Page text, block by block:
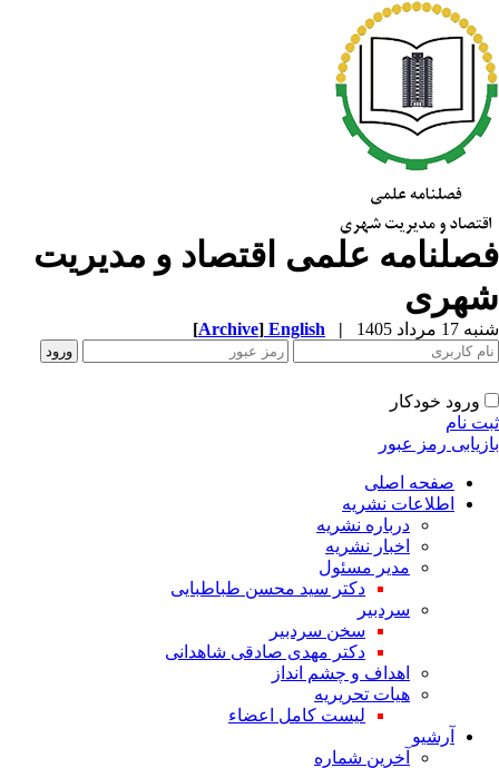
علمی اقتصاد و مدیریت
مرداد 1405 |
English
[Archive]
ورود خودکار
نام
رمز عبور
صفحه اصلی
اطلاعات نشریه
درباره نشریه
اخبار نشریه
مدیر مسئول
دکتر سید محسن طباطبایی
سردبیر
سخن سردبیر
دکتر مهدی صادقی شاهدانی
اهداف و چشم انداز
هیات تحریریه
لیست کامل اعضاء
آرشیو
آخرین شماره